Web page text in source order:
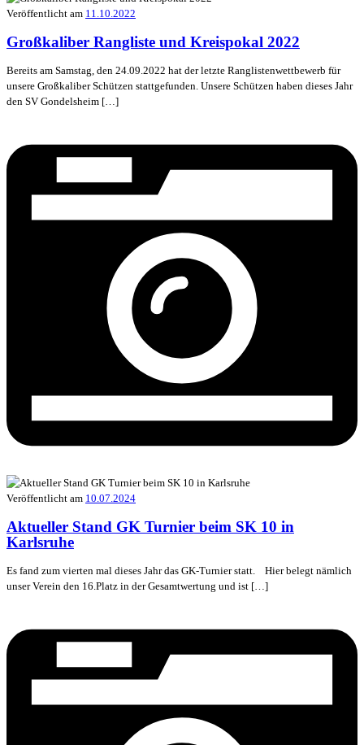
Veröffentlicht am 11.10.2022
Großkaliber Rangliste und Kreispokal 2022
Bereits am Samstag, den 24.09.2022 hat der letzte Ranglistenwettbewerb für
unsere Großkaliber Schützen stattgefunden. Unsere Schützen haben dieses Jahr
den SV Gondelsheim […]
Veröffentlicht am 10.07.2024
Aktueller Stand GK Turnier beim SK 10 in
Karlsruhe
Es fand zum vierten mal dieses Jahr das GK-Turnier statt. Hier belegt nämlich
unser Verein den 16.Platz in der Gesamtwertung und ist […]